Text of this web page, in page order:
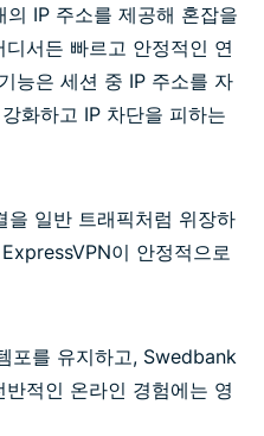
IP 주소를 제공해 혼잡을
서든 빠르고 안정적인 연
능은 세션 중 IP 주소를 자
화하고 IP 차단을 피하는
을 일반 트래픽처럼 위장하
이 안정적으로
포를 유지하고, Swedbank
적인 온라인 경험에는 영